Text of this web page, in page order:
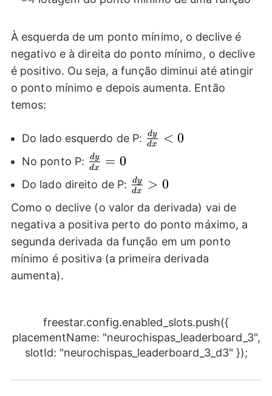
À esquerda de um ponto mínimo, o declive é
negativo e à direita do ponto mínimo, o declive
é positivo. Ou seja, a função diminui até atingir
o ponto mínimo e depois aumenta. Então
temos:
Do lado esquerdo de P: \frac{dy}
dx
dy < 0
No ponto P: \frac{dy}
{dx}=0
dx
dy = 0
Do lado direito de P: \frac{dy}
{dx}>0
dx
dy > 0
Como o declive (o valor da derivada) vai de
negativa a positiva perto do ponto máximo, a
segunda derivada da função em um ponto
mínimo é positiva (a primeira derivada
aumenta).
freestar.config.enabled_slots.push({
placementName: "neurochispas_leaderboard_3",
slotId: "neurochispas_leaderboard_3_d3" });